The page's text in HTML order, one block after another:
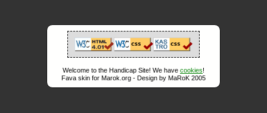
Welcome to the Handicap Site! We have cookies!
Fava skin for Marok.org - Design by MaRoK 2005